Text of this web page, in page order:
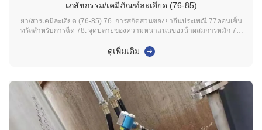
เภสัชกรรม/เคมีภัณฑ์ละเอียด (76-85)
ยา/สารเคมีละเอียด (76-85) 76. การสกัดส่วนของยาจีนประเพณี 77คอนเซ็น
ทรัลสําหรับการฉีด 78. จุดปลายของความหนาแน่นของน้ําผสมการหมัก 79.
ทําความสะอาด CIP 81. อัตราส่วนของสารละลายพัฟเฟอร์ 82คอนเซ็นทรัลใน
หอคอยการฟื้นฟูแอลกอฮอล์ 83. คอนเซ็นทรัลกลิส...
ดูเพิ่มเติม